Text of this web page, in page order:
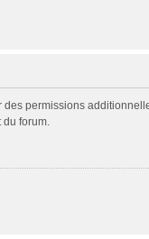
permissions
du forum.